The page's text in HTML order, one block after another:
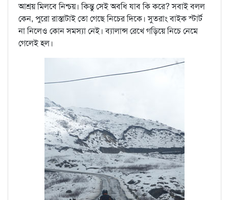
আশ্রয় মিলবে নিশ্চয়। কিন্তু সেই অবধি যাব কি করে? সবাই বলল
কেন, পুরো রাস্তাটাই তো গেছে নিচের দিকে। সুতরাং বাইক স্টার্ট
না নিলেও কোন সমস্যা নেই। ব্যালান্স রেখে গড়িয়ে নিচে নেমে
গেলেই হল।